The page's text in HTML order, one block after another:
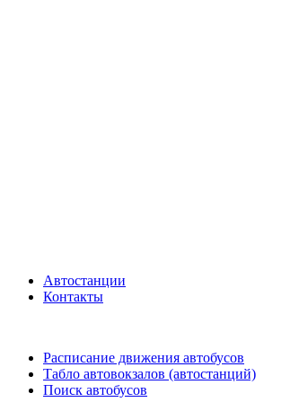
Автостанции
Контакты
Расписание движения автобусов
Табло автовокзалов (автостанций)
Поиск автобусов